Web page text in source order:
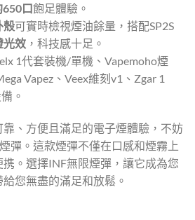
650口飽足體驗。
殼可實時檢視煙油餘量，搭配SP2S
光效 ，科技感十足。
1代套裝機/單機、Vapemoho煙
Vapez、Veex維刻v1、Zgar 1
。
、方便且滿足的電子煙體驗，不妨
彈。這款煙彈不僅在口感和煙霧上
。選擇INF無限煙彈，讓它成為您
您無盡的滿足和放鬆。